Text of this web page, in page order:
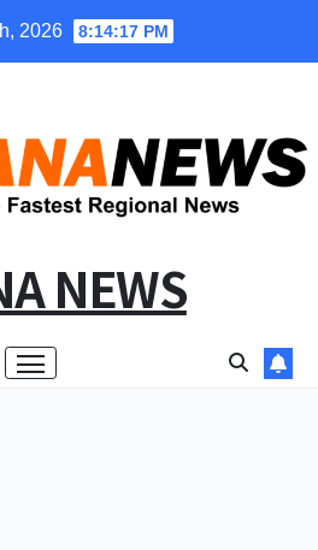
2026 8:14:18 PM
NEWS